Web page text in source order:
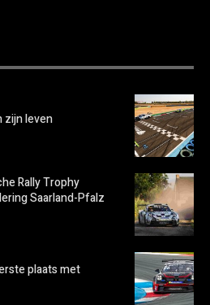
zijn leven
Rally Trophy
Saarland-Pfalz
plaats met